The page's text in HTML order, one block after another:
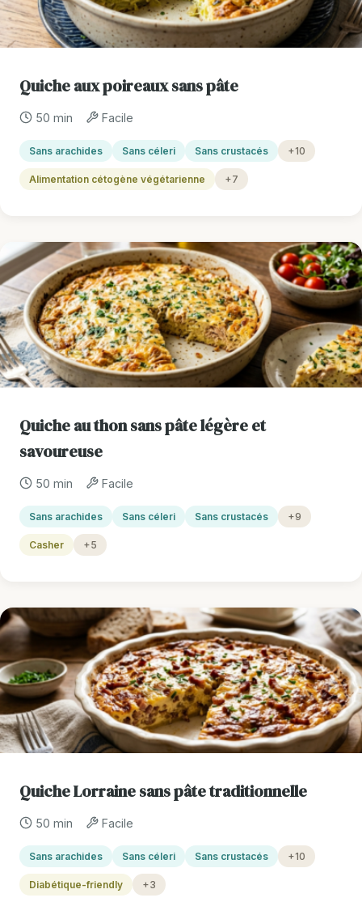
Quiche aux poireaux sans pâte
50 min Facile
Sans arachides Sans céleri Sans crustacés +10
Alimentation cétogène végétarienne +7
Quiche au thon sans pâte légère et
savoureuse
50 min Facile
Sans arachides Sans céleri Sans crustacés +9
Casher +5
Quiche Lorraine sans pâte traditionnelle
50 min Facile
Sans arachides Sans céleri Sans crustacés +10
Diabétique-friendly +3